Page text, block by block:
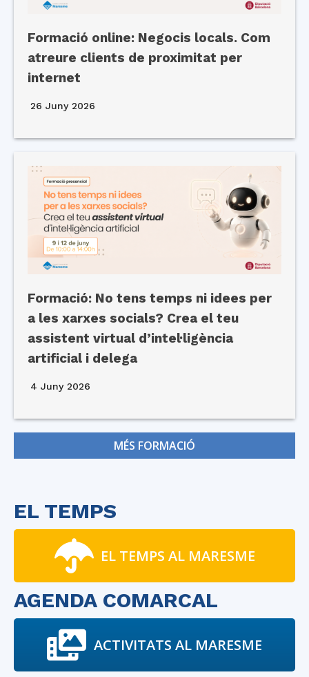
Formació online: Negocis locals. Com
atreure clients de proximitat per
internet
26 Juny 2026
Formació: No tens temps ni idees per
a les xarxes socials? Crea el teu
assistent virtual d’intel·ligència
artificial i delega
4 Juny 2026
MÉS FORMACIÓ
EL TEMPS
EL TEMPS AL MARESME
AGENDA COMARCAL
ACTIVITATS AL MARESME